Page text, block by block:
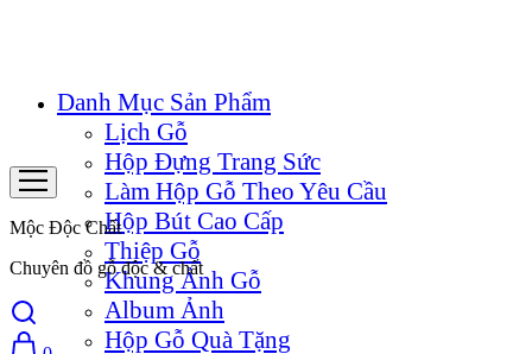
Danh Mục Sản Phẩm
Lịch Gỗ
Hộp Đựng Trang Sức
Làm Hộp Gỗ Theo Yêu Cầu
Hộp Bút Cao Cấp
Thiệp Gỗ
Khung Ảnh Gỗ
Album Ảnh
Hộp Gỗ Quà Tặng
Mộc Độc Chất
Chuyên đồ gỗ độc & chất